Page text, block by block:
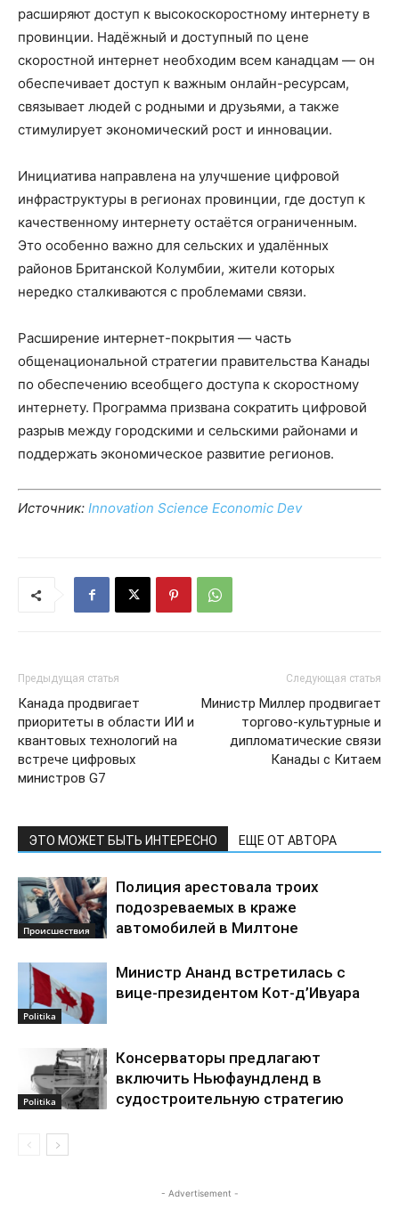
расширяют доступ к высокоскоростному интернету в
провинции. Надёжный и доступный по цене
скоростной интернет необходим всем канадцам — он
обеспечивает доступ к важным онлайн-ресурсам,
связывает людей с родными и друзьями, а также
стимулирует экономический рост и инновации.
Инициатива направлена на улучшение цифровой
инфраструктуры в регионах провинции, где доступ к
качественному интернету остаётся ограниченным.
Это особенно важно для сельских и удалённых
районов Британской Колумбии, жители которых
нередко сталкиваются с проблемами связи.
Расширение интернет-покрытия — часть
общенациональной стратегии правительства Канады
по обеспечению всеобщего доступа к скоростному
интернету. Программа призвана сократить цифровой
разрыв между городскими и сельскими районами и
поддержать экономическое развитие регионов.
Источник: Innovation Science Economic Dev
Предыдущая статья
Канада продвигает
приоритеты в области ИИ и
квантовых технологий на
встрече цифровых
министров G7
Следующая статья
Министр Миллер продвигает
торгово-культурные и
дипломатические связи
Канады с Китаем
ЭТО МОЖЕТ БЫТЬ ИНТЕРЕСНО ЕЩЕ ОТ АВТОРА
Происшествия
Полиция арестовала троих
подозреваемых в краже
автомобилей в Милтоне
Politika
Министр Ананд встретилась с
вице-президентом Кот-д’Ивуара
Politika
Консерваторы предлагают
включить Ньюфаундленд в
судостроительную стратегию
- Advertisement -